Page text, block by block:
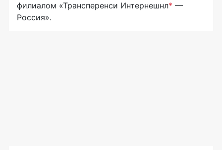
филиалом «Трансперенси Интернешнл* —
Россия».